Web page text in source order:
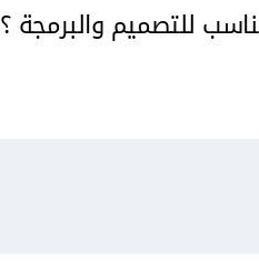
للتصميم والبرمجة ؟